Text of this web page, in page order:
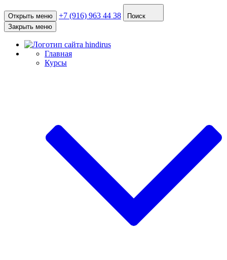
Открыть меню +7 (916) 963 44 38
Поиск
Закрыть меню
Главная
Курсы